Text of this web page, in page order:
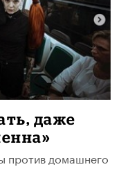
даже
против домашнего